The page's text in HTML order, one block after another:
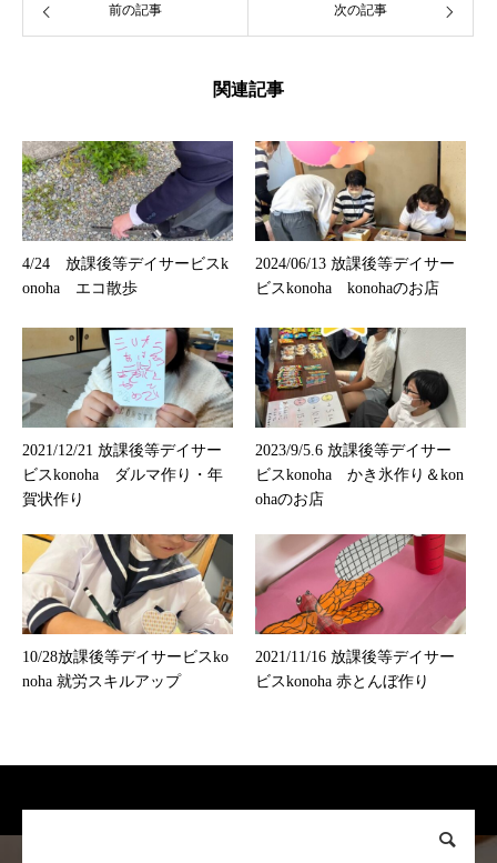
前の記事 次の記事
関連記事
4/24 放課後等デイサービスk
onoha エコ散歩
2024/06/13 放課後等デイサー
ビスkonoha konohaのお店
2021/12/21 放課後等デイサー
ビスkonoha ダルマ作り・年
賀状作り
2023/9/5.6 放課後等デイサー
ビスkonoha かき氷作り＆kon
ohaのお店
10/28放課後等デイサービスko
noha 就労スキルアップ
2021/11/16 放課後等デイサー
ビスkonoha 赤とんぼ作り